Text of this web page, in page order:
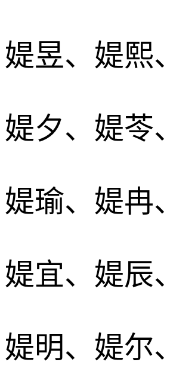
媞昱、媞熙
媞夕、媞苓
媞瑜、媞冉
媞宜、媞辰
媞明、媞尔